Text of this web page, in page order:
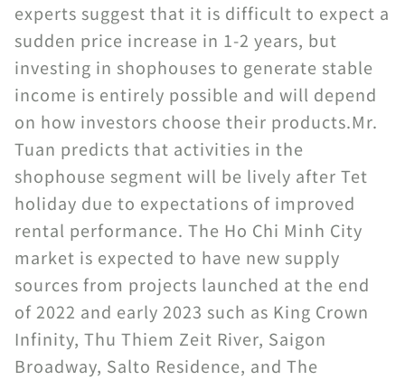
experts suggest that it is difficult to expect a
sudden price increase in 1-2 years, but
investing in shophouses to generate stable
income is entirely possible and will depend
on how investors choose their products.Mr.
Tuan predicts that activities in the
shophouse segment will be lively after Tet
holiday due to expectations of improved
rental performance. The Ho Chi Minh City
market is expected to have new supply
sources from projects launched at the end
of 2022 and early 2023 such as King Crown
Infinity, Thu Thiem Zeit River, Saigon
Broadway, Salto Residence, and The